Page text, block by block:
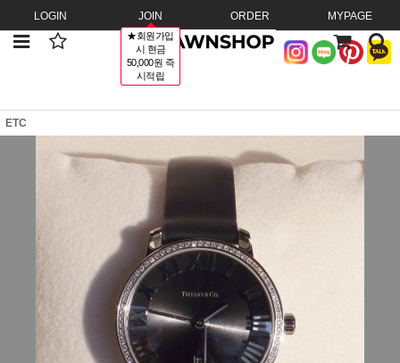
LOGIN JOIN
★회원가입
시 현금
50,000원 즉
시적립
ORDER MYPAGE
ETC